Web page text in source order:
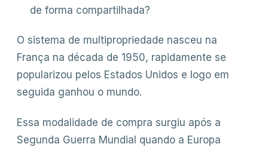
de forma compartilhada?
O sistema de multipropriedade nasceu na
França na década de 1950, rapidamente se
popularizou pelos Estados Unidos e logo em
seguida ganhou o mundo.
Essa modalidade de compra surgiu após a
Segunda Guerra Mundial quando a Europa